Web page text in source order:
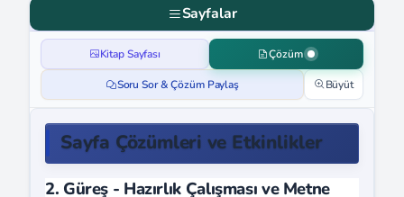
Sayfalar
Kitap Sayfası Çözüm
Soru Sor & Çözüm Paylaş Büyüt
Sayfa Çözümleri ve Etkinlikler
2. Güreş - Hazırlık Çalışması ve Metne